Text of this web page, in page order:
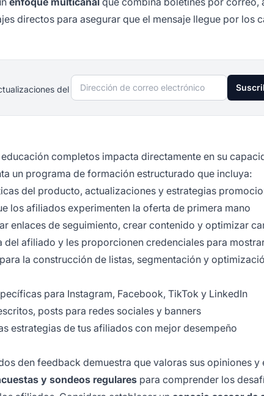
directos para asegurar que el mensaje llegue por los
del
Dirección de correo electrónico
completos impacta directamente en su
un programa de formación estructurado que incluya:
del producto, actualizaciones y estrategias
los afiliados experimenten la oferta de primera mano
enlaces de seguimiento, crear contenido y optimizar
del afiliado y les proporcionen credenciales para
la construcción de listas, segmentación y
para Instagram, Facebook, TikTok y LinkedIn
posts para redes sociales y banners
estrategias de tus afiliados con mejor desempeño
den feedback demuestra que valoras sus opiniones y
y sondeos regulares para comprender los